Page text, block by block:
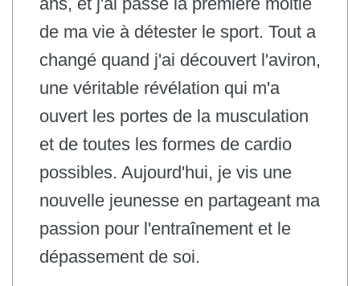
de ma vie à détester le sport. Tout a
changé quand j'ai découvert l'aviron,
une véritable révélation qui m'a
ouvert les portes de la musculation
et de toutes les formes de cardio
possibles. Aujourd'hui, je vis une
nouvelle jeunesse en partageant ma
passion pour l'entraînement et le
dépassement de soi.